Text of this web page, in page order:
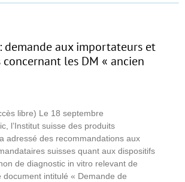
demande aux importateurs et
les DM « ancien
libre) Le 18 septembre
l’Institut suisse des produits
adressé des recommandations aux
suisses quant aux dispositifs
de diagnostic in vitro relevant de
document intitulé « Demande de